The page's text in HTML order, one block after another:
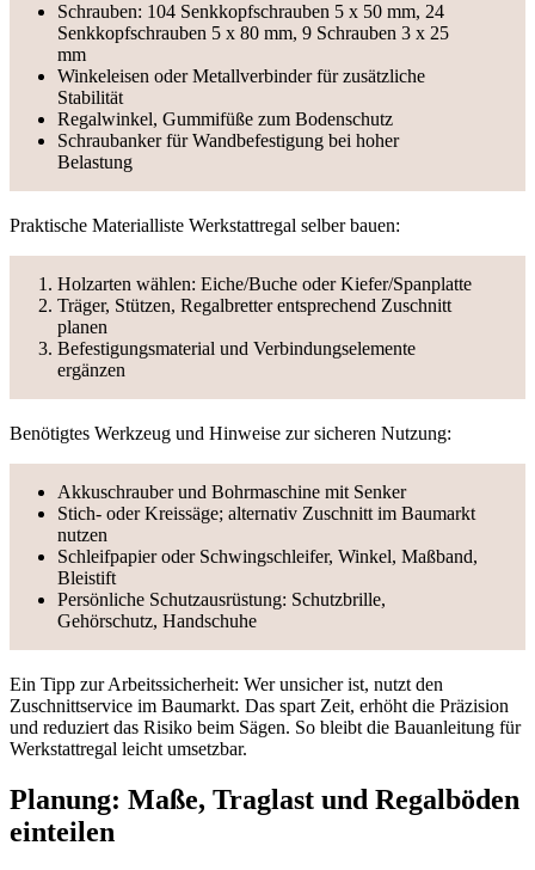
Schrauben: 104 Senkkopfschrauben 5 x 50 mm, 24
Senkkopfschrauben 5 x 80 mm, 9 Schrauben 3 x 25
mm
Winkeleisen oder Metallverbinder für zusätzliche
Stabilität
Regalwinkel, Gummifüße zum Bodenschutz
Schraubanker für Wandbefestigung bei hoher
Belastung
Praktische Materialliste Werkstattregal selber bauen:
Holzarten wählen: Eiche/Buche oder Kiefer/Spanplatte
Träger, Stützen, Regalbretter entsprechend Zuschnitt
planen
Befestigungsmaterial und Verbindungselemente
ergänzen
Benötigtes Werkzeug und Hinweise zur sicheren Nutzung:
Akkuschrauber und Bohrmaschine mit Senker
Stich- oder Kreissäge; alternativ Zuschnitt im Baumarkt
nutzen
Schleifpapier oder Schwingschleifer, Winkel, Maßband,
Bleistift
Persönliche Schutzausrüstung: Schutzbrille,
Gehörschutz, Handschuhe
Ein Tipp zur Arbeitssicherheit: Wer unsicher ist, nutzt den
Zuschnittservice im Baumarkt. Das spart Zeit, erhöht die Präzision
und reduziert das Risiko beim Sägen. So bleibt die Bauanleitung für
Werkstattregal leicht umsetzbar.
Planung: Maße, Traglast und Regalböden
einteilen